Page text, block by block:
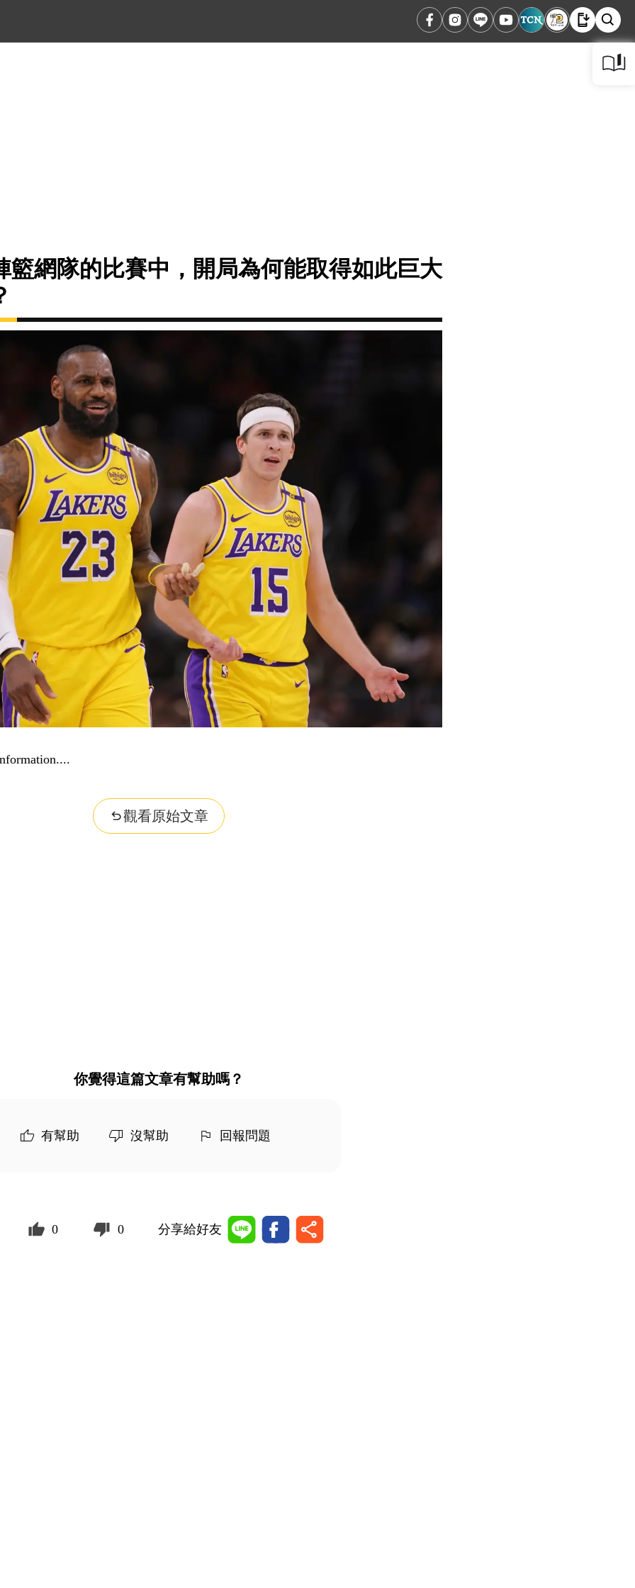
籃網隊的比賽中，開局為何能取得如此巨大
觀看原始文章
你覺得這篇文章有幫助嗎？
有幫助 沒幫助 回報問題
0 0 分享給好友